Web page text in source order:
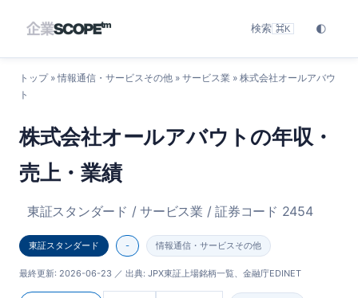
検索 ⌘K 🌓
トップ» 情報通信・サービスその他 » サービス業 » 株式会社オールアバウ
ト
株式会社オールアバウトの年収・
売上・業績
東証スタンダード / サービス業 / 証券コード 2454
東証スタンダード - 情報通信・サービスその他
最終更新: 2026-06-23 ／ 出典: JPX東証上場銘柄一覧、金融庁EDINET